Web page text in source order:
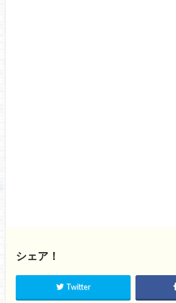
シェア！
Twitter